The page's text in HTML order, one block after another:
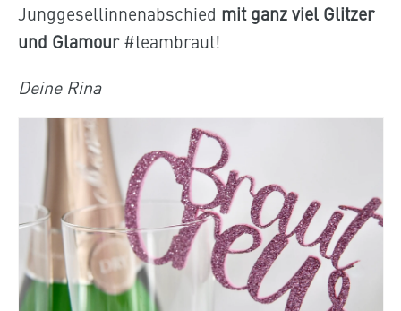
Junggesellinnenabschied mit ganz viel Glitzer
und Glamour#teambraut!
Deine Rina